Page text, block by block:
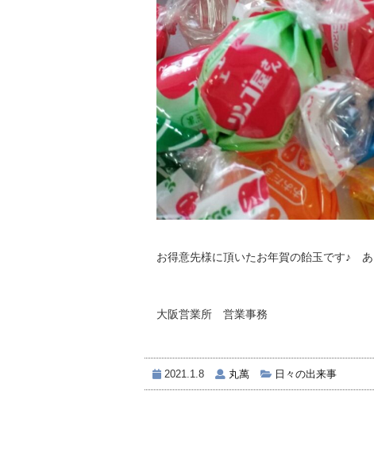
お得意先様に頂いたお年賀の飴玉です♪ あ
大阪営業所 営業事務
2021.1.8 丸萬 日々の出来事